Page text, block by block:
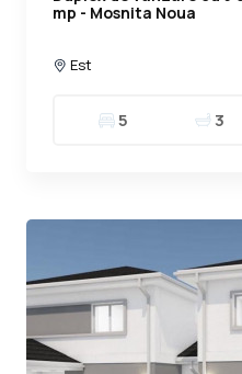
mp - Mosnita Noua
Est
5 3